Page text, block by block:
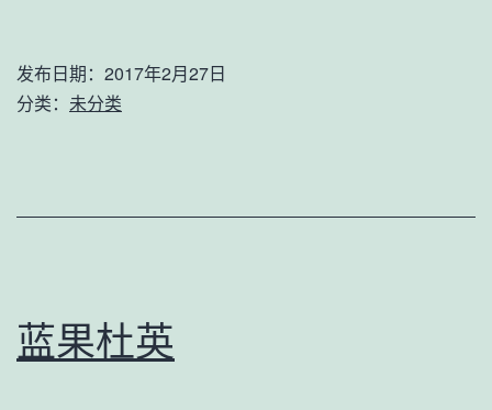
发布日期： 2017年2月27日
分类： 未分类
蓝果杜英